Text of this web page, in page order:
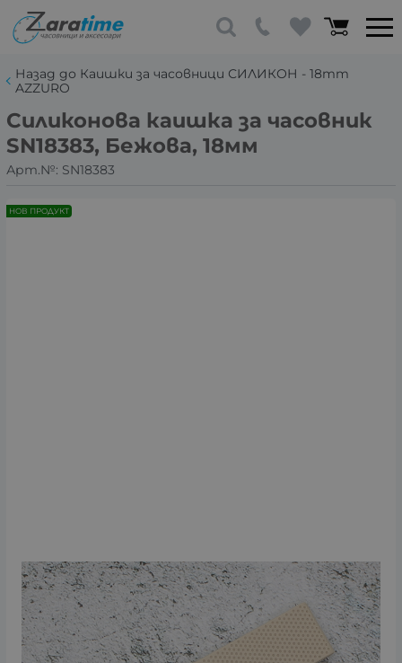
Назад до Каишки за часовници СИЛИКОН - 18mm
AZZURO
Силиконова каишка за часовник
SN18383, Бежова, 18мм
Арт.№: SN18383
НОВ ПРОДУКТ